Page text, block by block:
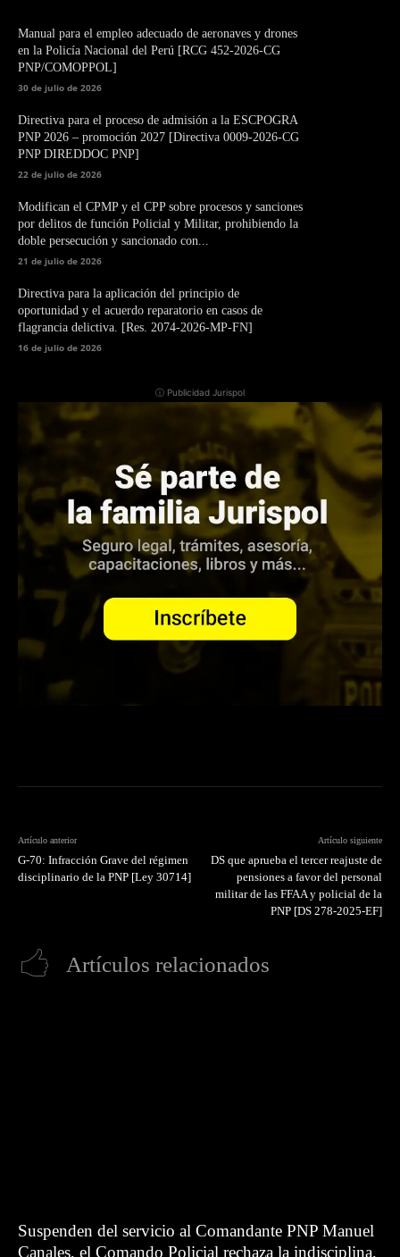
Manual para el empleo adecuado de aeronaves y drones
en la Policía Nacional del Perú [RCG 452-2026-CG
PNP/COMOPPOL]
30 de julio de 2026
Directiva para el proceso de admisión a la ESCPOGRA
PNP 2026 – promoción 2027 [Directiva 0009-2026-CG
PNP DIREDDOC PNP]
22 de julio de 2026
Modifican el CPMP y el CPP sobre procesos y sanciones
por delitos de función Policial y Militar, prohibiendo la
doble persecución y sancionado con...
21 de julio de 2026
Directiva para la aplicación del principio de
oportunidad y el acuerdo reparatorio en casos de
flagrancia delictiva. [Res. 2074-2026-MP-FN]
16 de julio de 2026
ⓘ Publicidad Jurispol
Artículo anterior
G-70: Infracción Grave del régimen
disciplinario de la PNP [Ley 30714]
Artículo siguiente
DS que aprueba el tercer reajuste de
pensiones a favor del personal
militar de las FFAA y policial de la
PNP [DS 278-2025-EF]
Artículos relacionados
Suspenden del servicio al Comandante PNP Manuel
Canales, el Comando Policial rechaza la indisciplina,